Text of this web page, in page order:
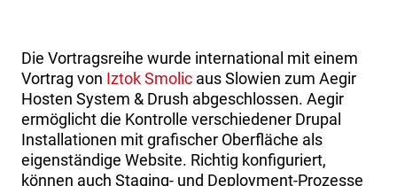
Die Vortragsreihe wurde international mit einem
Vortrag von Iztok Smolic aus Slowien zum Aegir
Hosten System & Drush abgeschlossen. Aegir
ermöglicht die Kontrolle verschiedener Drupal
Installationen mit grafischer Oberfläche als
eigenständige Website. Richtig konfiguriert,
können auch Staging- und Deployment-Prozesse